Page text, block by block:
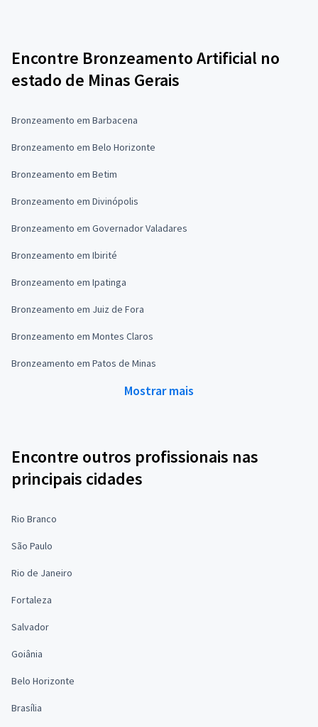
Encontre Bronzeamento Artificial no
estado de Minas Gerais
Bronzeamento em Barbacena
Bronzeamento em Belo Horizonte
Bronzeamento em Betim
Bronzeamento em Divinópolis
Bronzeamento em Governador Valadares
Bronzeamento em Ibirité
Bronzeamento em Ipatinga
Bronzeamento em Juiz de Fora
Bronzeamento em Montes Claros
Bronzeamento em Patos de Minas
Mostrar mais
Encontre outros profissionais nas
principais cidades
Rio Branco
São Paulo
Rio de Janeiro
Fortaleza
Salvador
Goiânia
Belo Horizonte
Brasília